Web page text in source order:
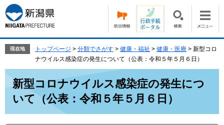
ー
ジ
の
で
す。
ニ
ュ
ー
ば
現在地 トップページ > 分類でさがす > 健康・福祉 > 健康・医療 > 新型コロ
ナウイルス感染症の発生について（公表：令和５年５月６日）
新型コロナウイルス感染症の発生につ
いて（公表：令和５年５月６日）